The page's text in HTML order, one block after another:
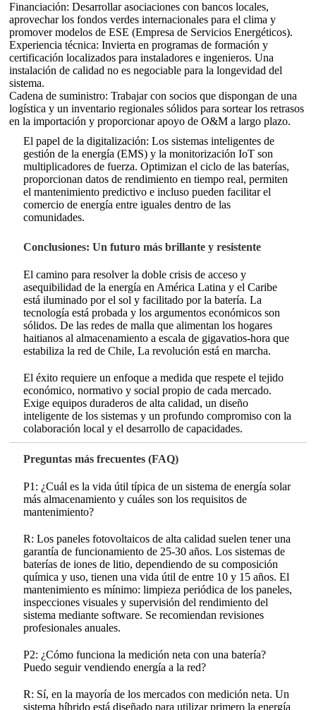
Financiación: Desarrollar asociaciones con bancos locales,
aprovechar los fondos verdes internacionales para el clima y
promover modelos de ESE (Empresa de Servicios Energéticos).
Experiencia técnica: Invierta en programas de formación y
certificación localizados para instaladores e ingenieros. Una
instalación de calidad no es negociable para la longevidad del
sistema.
Cadena de suministro: Trabajar con socios que dispongan de una
logística y un inventario regionales sólidos para sortear los retrasos
en la importación y proporcionar apoyo de O&M a largo plazo.
El papel de la digitalización: Los sistemas inteligentes de
gestión de la energía (EMS) y la monitorización IoT son
multiplicadores de fuerza. Optimizan el ciclo de las baterías,
proporcionan datos de rendimiento en tiempo real, permiten
el mantenimiento predictivo e incluso pueden facilitar el
comercio de energía entre iguales dentro de las
comunidades.
Conclusiones: Un futuro más brillante y resistente
El camino para resolver la doble crisis de acceso y
asequibilidad de la energía en América Latina y el Caribe
está iluminado por el sol y facilitado por la batería. La
tecnología está probada y los argumentos económicos son
sólidos. De las redes de malla que alimentan los hogares
haitianos al almacenamiento a escala de gigavatios-hora que
estabiliza la red de Chile, La revolución está en marcha.
El éxito requiere un enfoque a medida que respete el tejido
económico, normativo y social propio de cada mercado.
Exige equipos duraderos de alta calidad, un diseño
inteligente de los sistemas y un profundo compromiso con la
colaboración local y el desarrollo de capacidades.
Preguntas más frecuentes (FAQ)
P1: ¿Cuál es la vida útil típica de un sistema de energía solar
más almacenamiento y cuáles son los requisitos de
mantenimiento?
R: Los paneles fotovoltaicos de alta calidad suelen tener una
garantía de funcionamiento de 25-30 años. Los sistemas de
baterías de iones de litio, dependiendo de su composición
química y uso, tienen una vida útil de entre 10 y 15 años. El
mantenimiento es mínimo: limpieza periódica de los paneles,
inspecciones visuales y supervisión del rendimiento del
sistema mediante software. Se recomiendan revisiones
profesionales anuales.
P2: ¿Cómo funciona la medición neta con una batería?
Puedo seguir vendiendo energía a la red?
R: Sí, en la mayoría de los mercados con medición neta. Un
sistema híbrido está diseñado para utilizar primero la energía